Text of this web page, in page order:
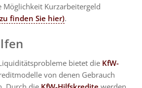
Möglichkeit Kurzarbeitergeld
finden Sie hier).
bietet die KfW-
von denen Gebrauch